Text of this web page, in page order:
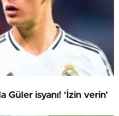
Güler isyanı! ‘İzin verin’